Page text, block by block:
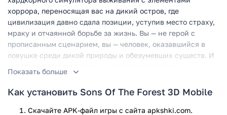
хоррора, переносящая вас на дикий остров, где
цивилизация давно сдала позиции, уступив место страху,
мраку и отчаянной борьбе за жизнь. Вы — не герой с
прописанным сценарием, вы — человек, оказавшийся в
ловушке среди дикой природы и обезумевших существ. И
Игровой процесс
Сюжет начинается с того, что вы отправлены на поиски
Показать больше
Как установить Sons Of The Forest 3D Mobile
Скачайте APK-файл игры с сайта apkshki.com.